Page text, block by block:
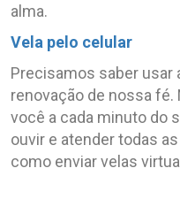
alma.
Vela pelo celular
Precisamos saber usar
renovação de nossa
você a cada minuto do
ouvir e atender todas
como enviar velas